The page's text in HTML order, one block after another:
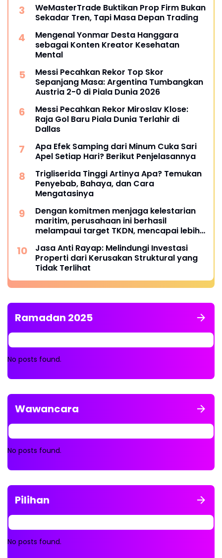
WeMasterTrade Buktikan Prop Firm Bukan
Sekadar Tren, Tapi Masa Depan Trading
Mengenal Yonmar Desta Hanggara
sebagai Konten Kreator Kesehatan
Mental
Messi Pecahkan Rekor Top Skor
Sepanjang Masa: Argentina Tumbangkan
Austria 2-0 di Piala Dunia 2026
Messi Pecahkan Rekor Miroslav Klose:
Raja Gol Baru Piala Dunia Terlahir di
Dallas
Apa Efek Samping dari Minum Cuka Sari
Apel Setiap Hari? Berikut Penjelasannya
Trigliserida Tinggi Artinya Apa? Temukan
Penyebab, Bahaya, dan Cara
Mengatasinya
Dengan komitmen menjaga kelestarian
maritim, perusahaan ini berhasil
melampaui target TKDN, mencapai lebih
Jasa Anti Rayap: Melindungi Investasi
Properti dari Kerusakan Struktural yang
Tidak Terlihat
Ramadan 2025
No posts found.
Wawancara
No posts found.
Pilihan
No posts found.